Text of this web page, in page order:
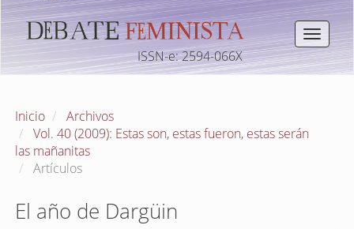
Toggle
ISSN-e: 2594-066X
Inicio
Archivos
Vol. 40 (2009): Estas son, estas fueron, estas serán
las mañanitas
Artículos
El año de Dargüin